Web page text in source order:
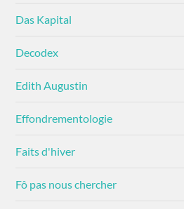
Das Kapital
Decodex
Edith Augustin
Effondrementologie
Faits d'hiver
Fô pas nous chercher